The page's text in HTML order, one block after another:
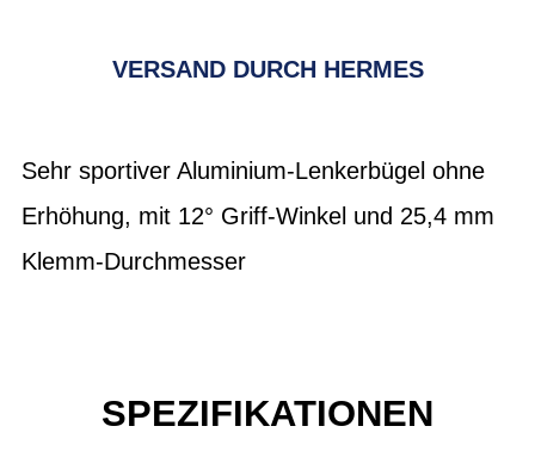
VERSAND DURCH HERMES
Sehr sportiver Aluminium-Lenkerbügel ohne
Erhöhung, mit 12° Griff-Winkel und 25,4 mm
Klemm-Durchmesser
SPEZIFIKATIONEN